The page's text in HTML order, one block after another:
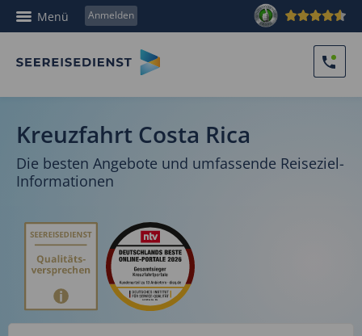
Menü Anmelden
Kreuzfahrt Costa Rica
Die besten Angebote und umfassende Reiseziel-
Informationen